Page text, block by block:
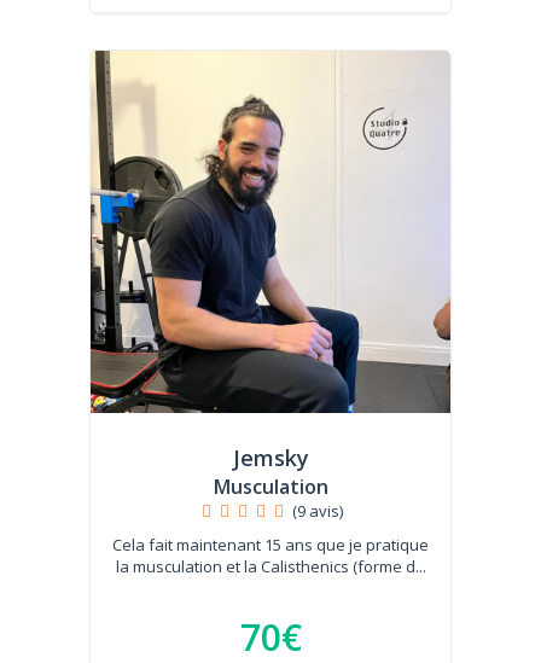
Jemsky
Musculation
(9 avis)
Cela fait maintenant 15 ans que je pratique
la musculation et la Calisthenics (forme d...
70€